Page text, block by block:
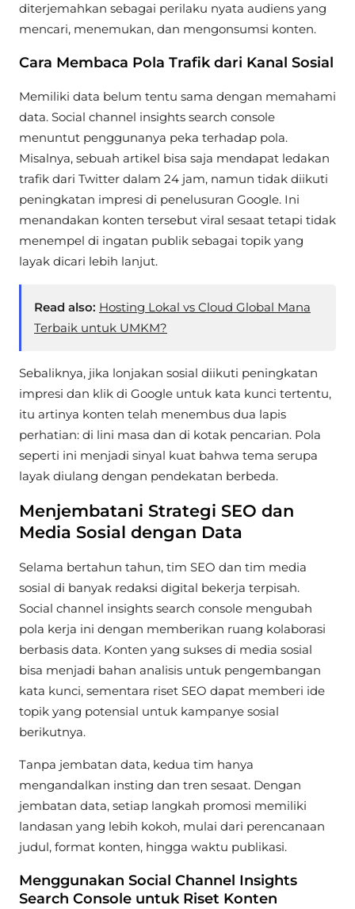
diterjemahkan sebagai perilaku nyata audiens yang
mencari, menemukan, dan mengonsumsi konten.
Cara Membaca Pola Trafik dari Kanal Sosial
Memiliki data belum tentu sama dengan memahami
data. Social channel insights search console
menuntut penggunanya peka terhadap pola.
Misalnya, sebuah artikel bisa saja mendapat ledakan
trafik dari Twitter dalam 24 jam, namun tidak diikuti
peningkatan impresi di penelusuran Google. Ini
menandakan konten tersebut viral sesaat tetapi tidak
menempel di ingatan publik sebagai topik yang
layak dicari lebih lanjut.
Read also: Hosting Lokal vs Cloud Global Mana
Terbaik untuk UMKM?
Sebaliknya, jika lonjakan sosial diikuti peningkatan
impresi dan klik di Google untuk kata kunci tertentu,
itu artinya konten telah menembus dua lapis
perhatian: di lini masa dan di kotak pencarian. Pola
seperti ini menjadi sinyal kuat bahwa tema serupa
layak diulang dengan pendekatan berbeda.
Menjembatani Strategi SEO dan
Media Sosial dengan Data
Selama bertahun tahun, tim SEO dan tim media
sosial di banyak redaksi digital bekerja terpisah.
Social channel insights search console mengubah
pola kerja ini dengan memberikan ruang kolaborasi
berbasis data. Konten yang sukses di media sosial
bisa menjadi bahan analisis untuk pengembangan
kata kunci, sementara riset SEO dapat memberi ide
topik yang potensial untuk kampanye sosial
berikutnya.
Tanpa jembatan data, kedua tim hanya
mengandalkan insting dan tren sesaat. Dengan
jembatan data, setiap langkah promosi memiliki
landasan yang lebih kokoh, mulai dari perencanaan
judul, format konten, hingga waktu publikasi.
Menggunakan Social Channel Insights
Search Console untuk Riset Konten